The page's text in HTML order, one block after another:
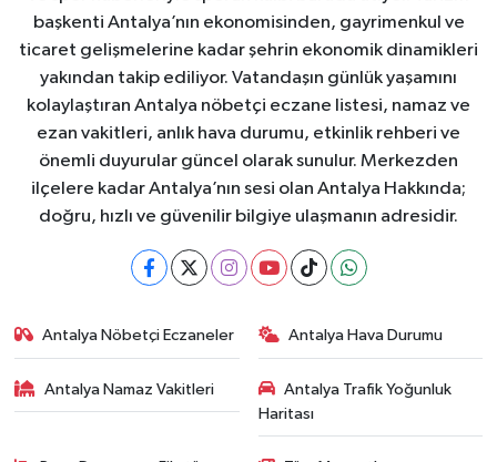
başkenti Antalya’nın ekonomisinden, gayrimenkul ve
ticaret gelişmelerine kadar şehrin ekonomik dinamikleri
yakından takip ediliyor. Vatandaşın günlük yaşamını
kolaylaştıran Antalya nöbetçi eczane listesi, namaz ve
ezan vakitleri, anlık hava durumu, etkinlik rehberi ve
önemli duyurular güncel olarak sunulur. Merkezden
ilçelere kadar Antalya’nın sesi olan Antalya Hakkında;
doğru, hızlı ve güvenilir bilgiye ulaşmanın adresidir.
Antalya Nöbetçi Eczaneler Antalya Hava Durumu
Antalya Namaz Vakitleri
Antalya Trafik Yoğunluk
Haritası